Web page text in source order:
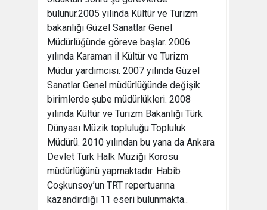
bulunur.2005 yılında Kültür ve Turizm
bakanlığı Güzel Sanatlar Genel
Müdürlüğünde göreve başlar. 2006
yılında Karaman il Kültür ve Turizm
Müdür yardımcısı. 2007 yılında Güzel
Sanatlar Genel müdürlüğünde değişik
birimlerde şube müdürlükleri. 2008
yılında Kültür ve Turizm Bakanlığı Türk
Dünyası Müzik topluluğu Topluluk
Müdürü. 2010 yılından bu yana da Ankara
Devlet Türk Halk Müziği Korosu
müdürlüğünü yapmaktadır. Habib
Coşkunsoy’un TRT repertuarına
kazandırdığı 11 eseri bulunmakta..